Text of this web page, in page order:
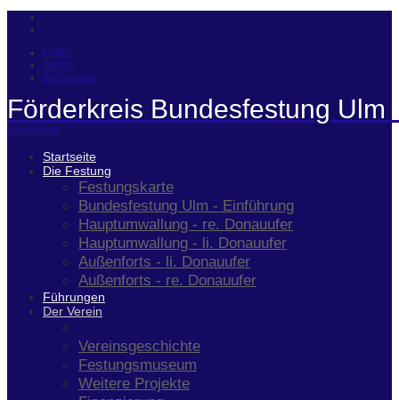
Login
Suche
Impressum
Förderkreis Bundesfestung Ulm
Navigation
Startseite
Die Festung
Festungskarte
Bundesfestung Ulm - Einführung
Hauptumwallung - re. Donauufer
Hauptumwallung - li. Donauufer
Außenforts - li. Donauufer
Außenforts - re. Donauufer
Führungen
Der Verein
Vereinsgeschichte
Festungsmuseum
Weitere Projekte